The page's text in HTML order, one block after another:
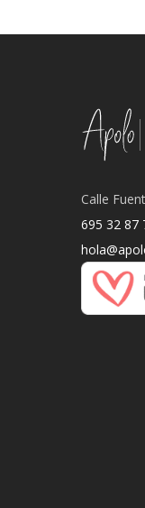
Calle
695 32 87